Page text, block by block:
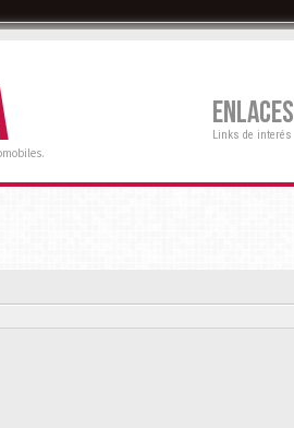
ENLACES
Links de interés